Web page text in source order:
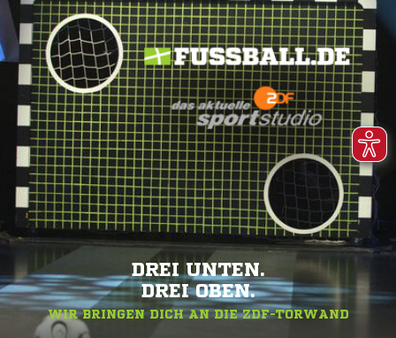
DREI UNTEN.
DREI OBEN.
WIR BRINGEN DICH AN DIE ZDF-TORWAND